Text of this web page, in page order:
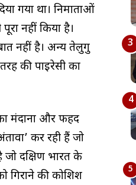
था। निर्माताओं
नहीं किया है।
नहीं है। अन्य तेलुगु
की पाइरेसी का
मंदाना और फहद
कर रही हैं जो
दक्षिण भारत के
की कोशिश